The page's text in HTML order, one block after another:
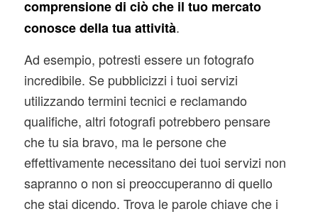
comprensione di ciò che il tuo mercato
conosce della tua attività.
Ad esempio, potresti essere un fotografo
incredibile. Se pubblicizzi i tuoi servizi
utilizzando termini tecnici e reclamando
qualifiche, altri fotografi potrebbero pensare
che tu sia bravo, ma le persone che
effettivamente necessitano dei tuoi servizi non
sapranno o non si preoccuperanno di quello
che stai dicendo. Trova le parole chiave che i